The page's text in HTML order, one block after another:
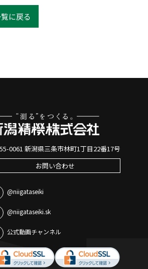
に戻る
0061 新潟県三条市林町1丁目22番17号
お問い合わせ
@niigataseiki
@niigataseiki.sk
公式動画チャンネル